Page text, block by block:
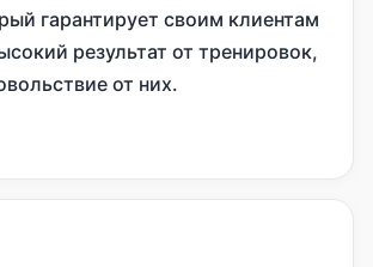
гарантирует своим клиентам
результат от тренировок,
от них.